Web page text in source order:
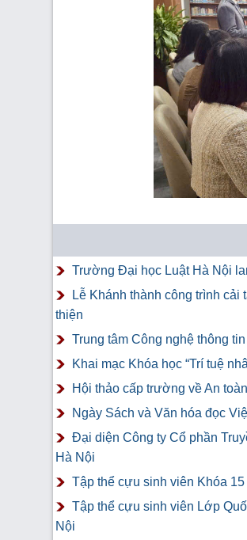
Trường Đại học Luật Hà Nội
Lễ Khánh thành công trình
thiện
Trung tâm Công nghệ thông
Khai mạc Khóa học “Trí tuệ
Hội thảo cấp trường về An
Ngày Sách và Văn hóa đọc
Đại diện Công ty Cổ phần
Hà Nội
Tập thể cựu sinh viên Khóa
Tập thể cựu sinh viên Lớp
Nội